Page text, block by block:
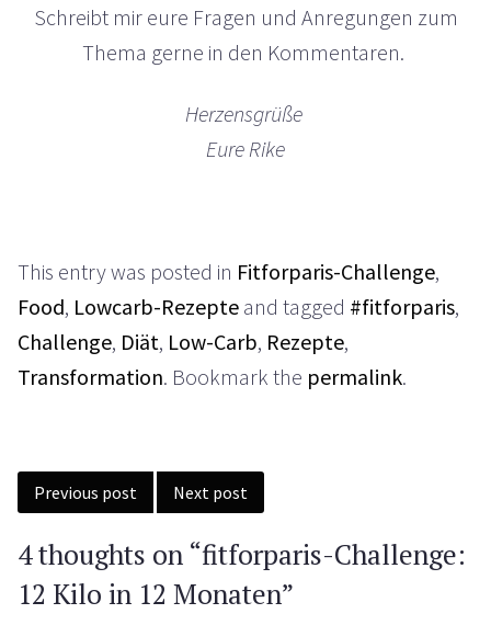
Schreibt mir eure Fragen und Anregungen zum
Thema gerne in den Kommentaren.
Herzensgrüße
Eure Rike
This entry was posted in Fitforparis-Challenge,
Food, Lowcarb-Rezepteand tagged #fitforparis,
Challenge, Diät, Low-Carb, Rezepte,
Transformation. Bookmark the permalink.
navigation
Previous post Next post
4 thoughts on “fitforparis-Challenge:
12 Kilo in 12 Monaten”